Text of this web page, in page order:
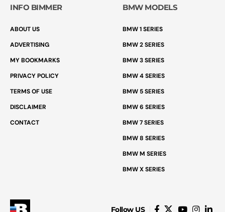
INFO BIMMER
ABOUT US
ADVERTISING
MY BOOKMARKS
PRIVACY POLICY
TERMS OF USE
DISCLAIMER
CONTACT
BMW MODELS
BMW 1 SERIES
BMW 2 SERIES
BMW 3 SERIES
BMW 4 SERIES
BMW 5 SERIES
BMW 6 SERIES
BMW 7 SERIES
BMW 8 SERIES
BMW M SERIES
BMW X SERIES
Follow US